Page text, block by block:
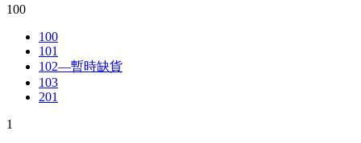
100
100
101
102—暫時缺貨
103
201
1